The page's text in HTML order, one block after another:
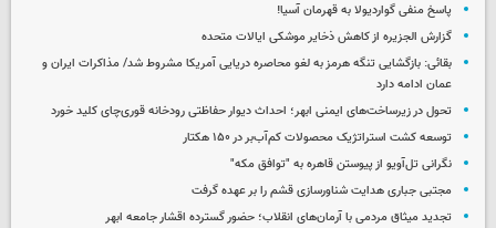
پاسخ منفی گواردیولا به قهرمان آسیا!
گزارش الجزیره از کاهش ذخایر موشکی ایالات متحده
بقائی: بازگشایی تنگه هرمز به لغو محاصره دریایی آمریکا مشروط شد/ مذاکرات ایران و
عمان ادامه دارد
تحول در زیرساخت‌های ایمنی ابهر؛ احداث دیوار حفاظتی رودخانه قوری‌چای کلید خورد
توسعه کشت استراتژیک محصولات کم‌آب‌بر در ۱۵۰ هکتار
نگرانی تل‌آویو از پیوستن قاهره به "توافق مکه"
مجتبی جباری هدایت شناورسازی قشم را بر عهده گرفت
تجدید میثاق مردمی با آرمان‌های انقلاب؛ حضور گسترده اقشار جامعه ابهر